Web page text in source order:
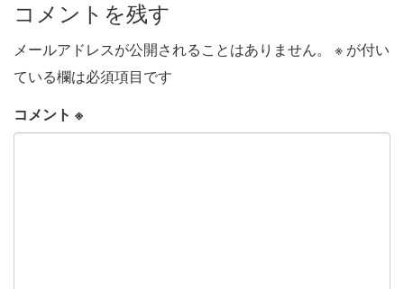
コメントを残す
メールアドレスが公開されることはありません。 ※ が付い
ている欄は必須項目です
コメント ※